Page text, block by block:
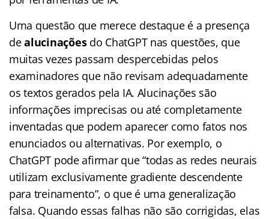
Uma questão que merece destaque é a presença
dealucinaçõesdo ChatGPT nas questões, que
muitas vezes passam despercebidas pelos
examinadores que não revisam adequadamente
os textos gerados pela IA. Alucinações são
informações imprecisas ou até completamente
inventadas que podem aparecer como fatos nos
enunciados ou alternativas. Por exemplo, o
ChatGPT pode afirmar que “todas as redes neurais
utilizam exclusivamente gradiente descendente
para treinamento”, o que é uma generalização
falsa. Quando essas falhas não são corrigidas, elas